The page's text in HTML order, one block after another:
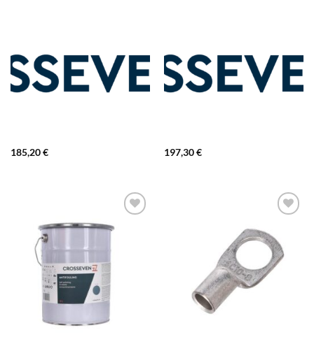
185,20€ 197,30€